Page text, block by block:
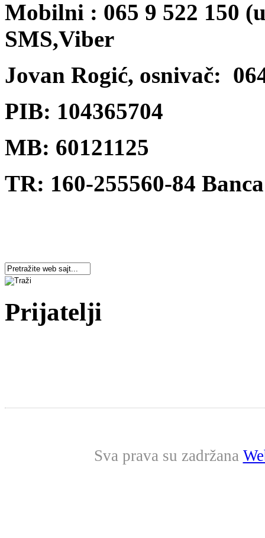
Mobilni : 065 9 522 150
SMS,Viber
Jovan Rogić, osnivač:
PIB: 104365704
MB: 60121125
TR: 160-255560-84
Prijatelji
Sva prava su zadržana